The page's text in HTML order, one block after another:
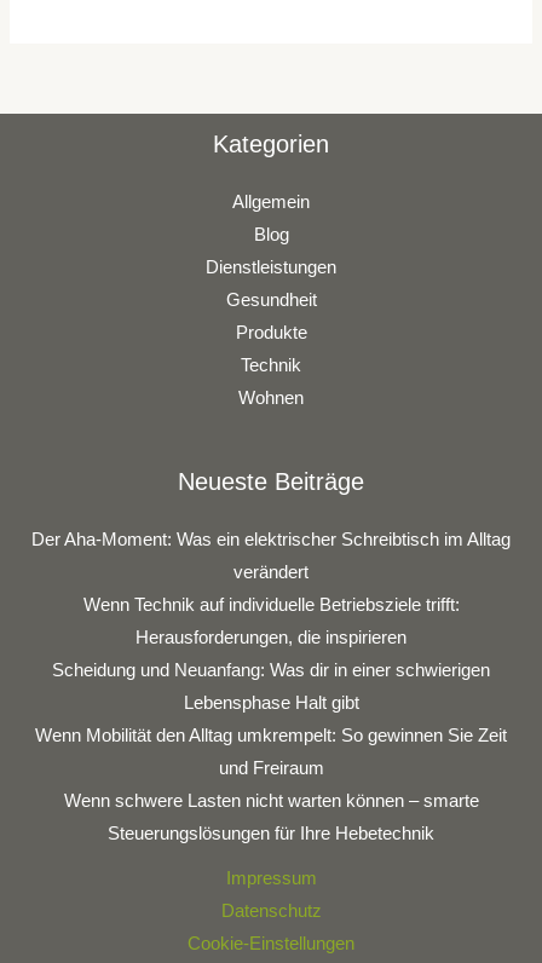
Kategorien
Allgemein
Blog
Dienstleistungen
Gesundheit
Produkte
Technik
Wohnen
Neueste Beiträge
Der Aha-Moment: Was ein elektrischer Schreibtisch im Alltag
verändert
Wenn Technik auf individuelle Betriebsziele trifft:
Herausforderungen, die inspirieren
Scheidung und Neuanfang: Was dir in einer schwierigen
Lebensphase Halt gibt
Wenn Mobilität den Alltag umkrempelt: So gewinnen Sie Zeit
und Freiraum
Wenn schwere Lasten nicht warten können – smarte
Steuerungslösungen für Ihre Hebetechnik
Impressum
Datenschutz
Cookie-Einstellungen